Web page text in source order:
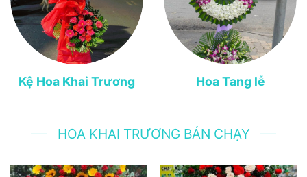
Kệ Hoa Khai Trương Hoa Tang lễ
HOA KHAI TRƯƠNG BÁN CHẠY